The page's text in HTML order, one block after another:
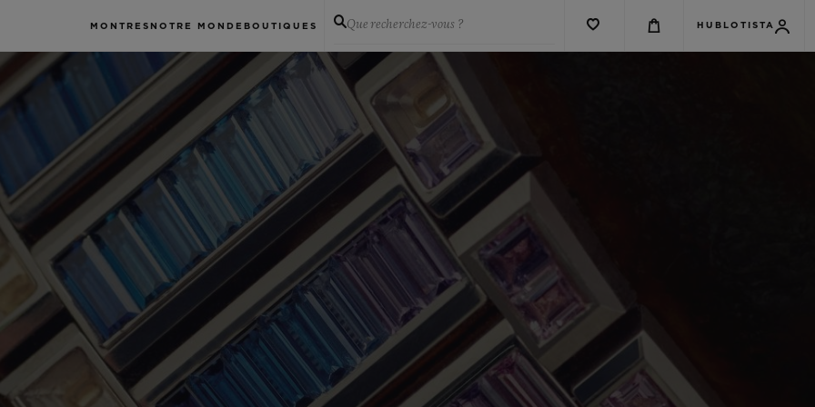
MONTRES NOTRE MONDE BOUTIQUES Que recherchez-vous ? HUBLOTISTA